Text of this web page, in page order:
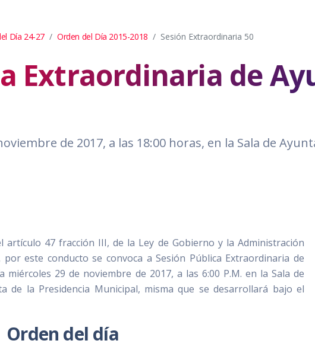
Día 24-27 Orden del Día 2015-2018 Sesión Extraordinaria 50
Extraordinaria de
de 2017, a las 18:00 horas, en la Sala de
47 fracción III, de la Ley de Gobierno y la Administración
por este conducto se convoca a Sesión Pública Extraordinaria de
29 de noviembre de 2017, a las 6:00 P.M. en la Sala de
de la Presidencia Municipal, misma que se desarrollará bajo el
Orden del día